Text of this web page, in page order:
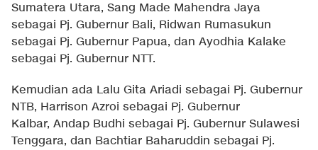
Sumatera Utara, Sang Made Mahendra Jaya
sebagai Pj. Gubernur Bali, Ridwan Rumasukun
sebagai Pj. Gubernur Papua, dan Ayodhia Kalake
sebagai Pj. Gubernur NTT.
Kemudian ada Lalu Gita Ariadi sebagai Pj. Gubernur
NTB, Harrison Azroi sebagai Pj. Gubernur
Kalbar, Andap Budhi sebagai Pj. Gubernur Sulawesi
Tenggara, dan Bachtiar Baharuddin sebagai Pj.